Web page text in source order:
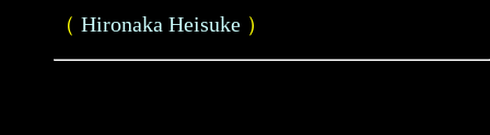
（ Hironaka Heisuke ）